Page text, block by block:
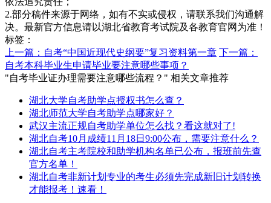
2.部分稿件来源于网络，如有不实或侵权，请联系我们沟通解
决。最新官方信息请以湖北省教育考试院及各教育官网为准！
标签：
上一篇：自考“中国近现代史纲要”复习资料第一章 下一篇：
自考本科毕业生申请毕业要注意哪些事项？
"自考毕业证办理需要注意哪些流程？" 相关文章推荐
湖北大学自考助学点授权书怎么查？
湖北师范大学自考助学点哪家好？
武汉主流正规自考助学单位怎么找？看这就对了!
湖北自考10月成绩11月18日9:00公布，需要注意什么？
湖北自考主考院校和助学机构名单已公布，报班前先查
官方名单！
湖北自考非新计划专业的考生必须先完成新旧计划转换
才能报考！速看！